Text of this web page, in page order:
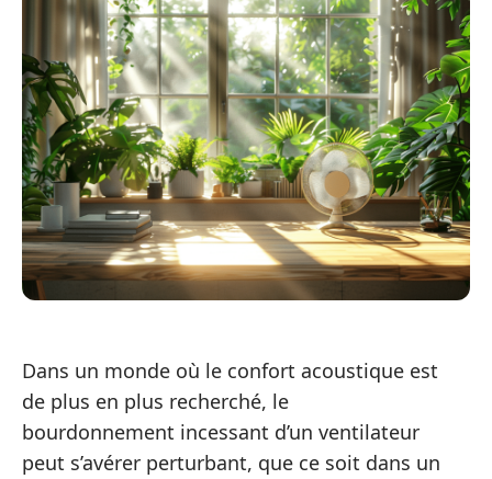
Dans un monde où le confort acoustique est
de plus en plus recherché, le
bourdonnement incessant d’un ventilateur
peut s’avérer perturbant, que ce soit dans un